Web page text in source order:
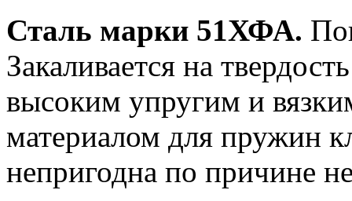
Сталь марки 51ХФА.
Закаливается на
высоким упругим и
материалом для пружин
непригодна по причине